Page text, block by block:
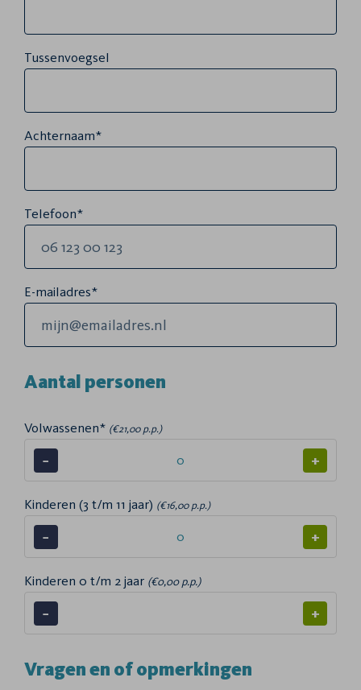
Tussenvoegsel
Achternaam*
Telefoon*
E-mailadres*
Aantal personen
Volwassenen* (€21,00 p.p.)
− +
Kinderen (3 t/m 11 jaar) (€16,00 p.p.)
− +
Kinderen 0 t/m 2 jaar (€0,00 p.p.)
− +
Vragen en of opmerkingen